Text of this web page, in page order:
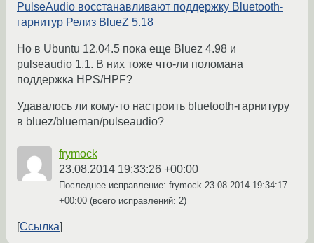
PulseAudio восстанавливают поддержку Bluetooth-
гарнитур Релиз BlueZ 5.18
Но в Ubuntu 12.04.5 пока еще Bluez 4.98 и
pulseaudio 1.1. В них тоже что-ли поломана
поддержка HPS/HPF?
Удавалось ли кому-то настроить bluetooth-гарнитуру
в bluez/blueman/pulseaudio?
frymock
23.08.2014 19:33:26 +00:00
Последнее исправление: frymock 23.08.2014 19:34:17
+00:00 (всего исправлений: 2)
Ссылка